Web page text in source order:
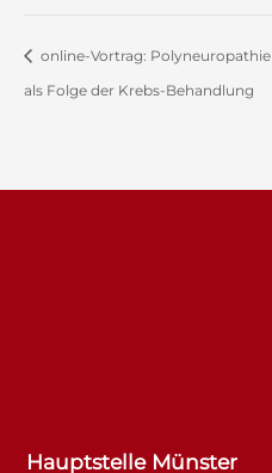
online-Vortrag: Polyneuropathie
als Folge der Krebs-Behandlung
Hauptstelle Münster